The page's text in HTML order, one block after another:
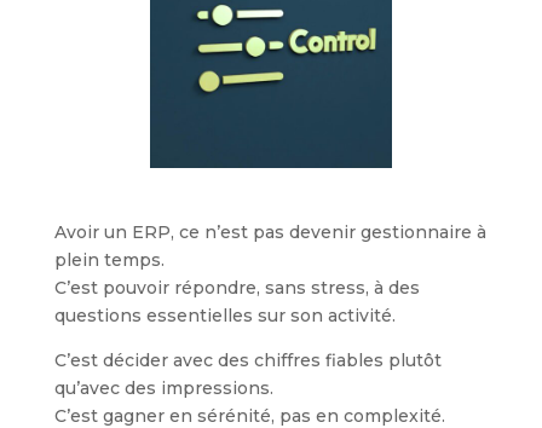
Avoir un ERP, ce n’est pas devenir gestionnaire à
plein temps.
C’est pouvoir répondre, sans stress, à des
questions essentielles sur son activité.
C’est décider avec des chiffres fiables plutôt
qu’avec des impressions.
C’est gagner en sérénité, pas en complexité.